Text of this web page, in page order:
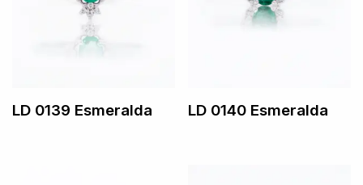
LD 0139 Esmeralda LD 0140 Esmeralda